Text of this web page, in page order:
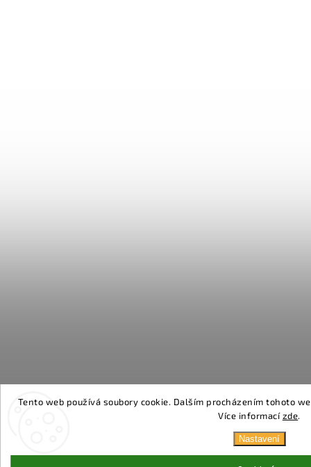
Tento web používá soubory cookie. Dalším procházením tohoto
Více informacízde.
Nastavení